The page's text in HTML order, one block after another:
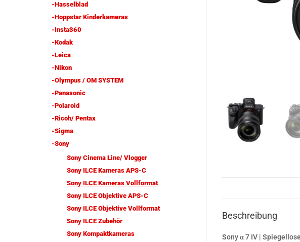
Beschreibung
Sony α 7 IV |
-Hasselblad
-Hoppstar Kinderkameras
-Insta360
-Kodak
-Leica
-Nikon
-Olympus / OM SYSTEM
-Panasonic
-Polaroid
-Ricoh/ Pentax
-Sigma
-Sony
Sony Cinema Line/ Vlogger
Sony ILCE Kameras APS-C
Sony ILCE Kameras Vollformat
Sony ILCE Objektive APS-C
Sony ILCE Objektive Vollformat
Sony ILCE Zubehör
Sony Kompaktkameras